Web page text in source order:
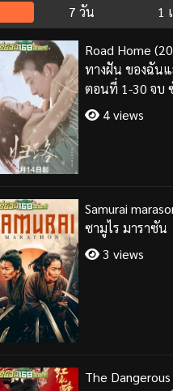
7 วัน 1
Road Home
ทางฝัน ของฉันแ
ตอนที่ 1-30 จบ
4 views
Samurai
ซามูไร มาราซัน
3 views
The